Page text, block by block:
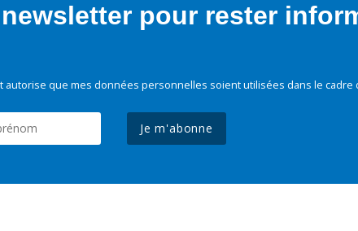
pour rester
autorise que mes données personnelles soient utilisées dans le
Je m'abonne